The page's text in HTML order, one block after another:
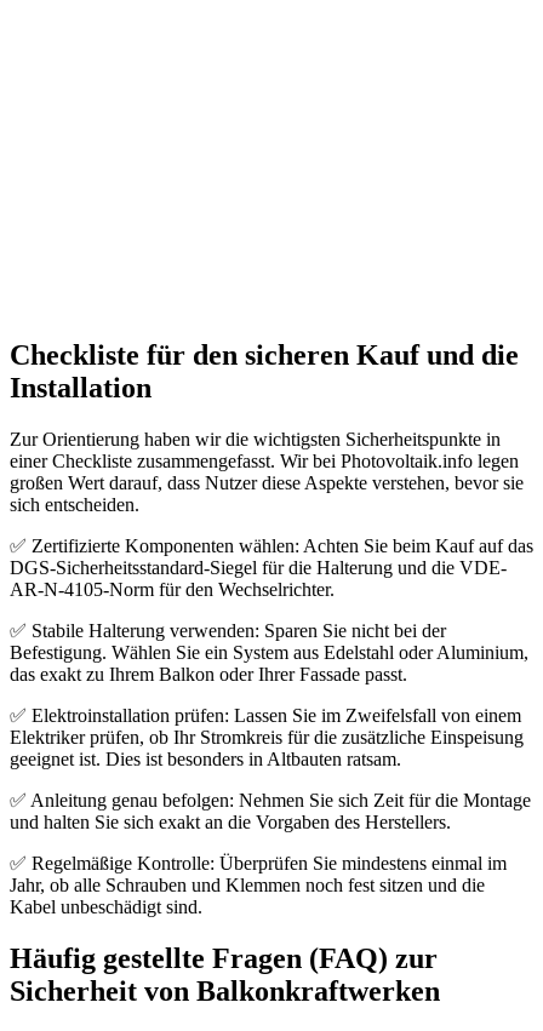
Checkliste für den sicheren Kauf und die
Installation
Zur Orientierung haben wir die wichtigsten Sicherheitspunkte in
einer Checkliste zusammengefasst. Wir bei Photovoltaik.info legen
großen Wert darauf, dass Nutzer diese Aspekte verstehen, bevor sie
sich entscheiden.
✅ Zertifizierte Komponenten wählen: Achten Sie beim Kauf auf das
DGS-Sicherheitsstandard-Siegel für die Halterung und die VDE-
AR-N-4105-Norm für den Wechselrichter.
✅ Stabile Halterung verwenden: Sparen Sie nicht bei der
Befestigung. Wählen Sie ein System aus Edelstahl oder Aluminium,
das exakt zu Ihrem Balkon oder Ihrer Fassade passt.
✅ Elektroinstallation prüfen: Lassen Sie im Zweifelsfall von einem
Elektriker prüfen, ob Ihr Stromkreis für die zusätzliche Einspeisung
geeignet ist. Dies ist besonders in Altbauten ratsam.
✅ Anleitung genau befolgen: Nehmen Sie sich Zeit für die Montage
und halten Sie sich exakt an die Vorgaben des Herstellers.
✅ Regelmäßige Kontrolle: Überprüfen Sie mindestens einmal im
Jahr, ob alle Schrauben und Klemmen noch fest sitzen und die
Kabel unbeschädigt sind.
Häufig gestellte Fragen (FAQ) zur
Sicherheit von Balkonkraftwerken